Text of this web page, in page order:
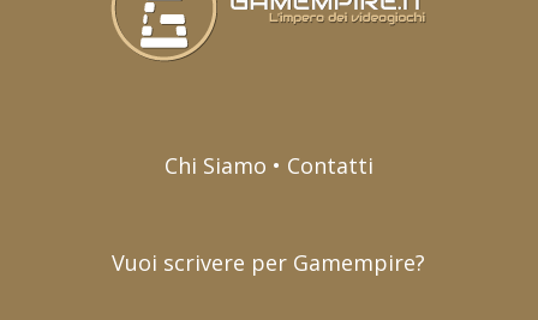
Chi Siamo • Contatti
Vuoi scrivere per Gamempire?